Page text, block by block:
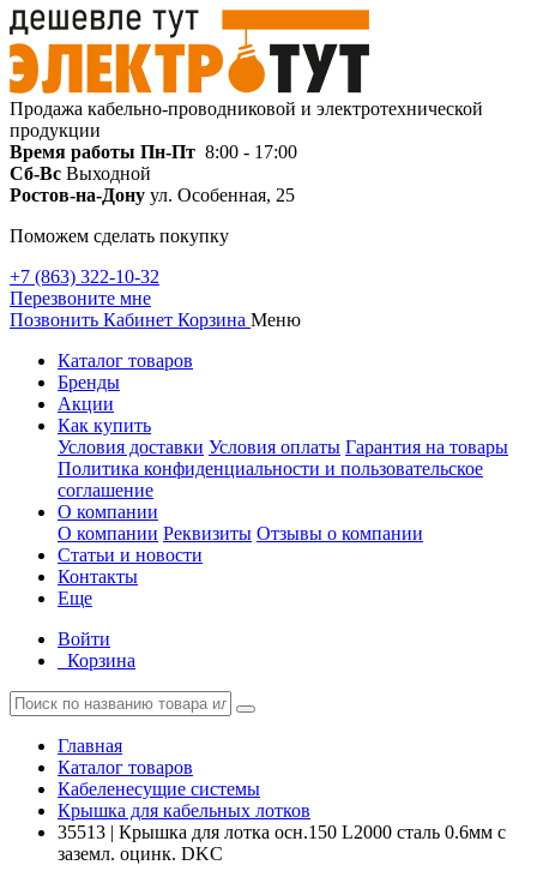
Продажа кабельно-проводниковой и электротехнической
продукции
Время работы Пн-Пт 8:00 - 17:00
Сб-Вс Выходной
Ростов-на-Дону ул. Особенная, 25
Поможем сделать покупку
+7 (863) 322-10-32
Перезвоните мне
Позвонить Кабинет Корзина Меню
Каталог товаров
Бренды
Акции
Как купить
Условия доставки Условия оплаты Гарантия на товары
Политика конфиденциальности и пользовательское
соглашение
О компании
О компании Реквизиты Отзывы о компании
Статьи и новости
Контакты
Еще
Войти
Корзина
Главная
Каталог товаров
Кабеленесущие системы
Крышка для кабельных лотков
35513 | Крышка для лотка осн.150 L2000 сталь 0.6мм с
заземл. оцинк. DKC